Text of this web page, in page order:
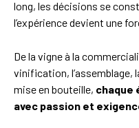
long, les décisions se
l’expérience devient une
De la vigne à la
vinification, l’assemblage,
mise en bouteille, chaque
avec passion et